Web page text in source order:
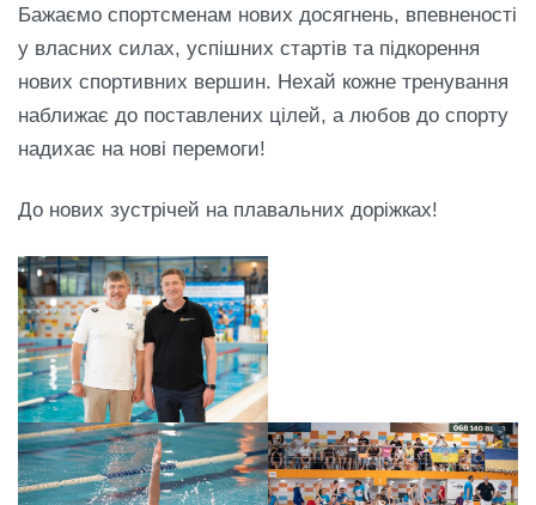
Бажаємо спортсменам нових досягнень, впевненості
у власних силах, успішних стартів та підкорення
нових спортивних вершин. Нехай кожне тренування
наближає до поставлених цілей, а любов до спорту
надихає на нові перемоги!
До нових зустрічей на плавальних доріжках!